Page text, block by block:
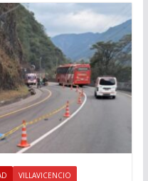
VILLAVICENCIO